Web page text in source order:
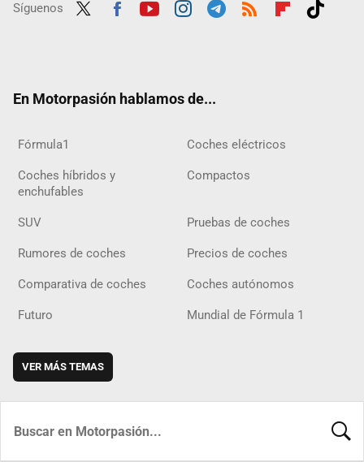
Síguenos
En Motorpasión hablamos de...
Fórmula1 Coches eléctricos
Coches híbridos y
enchufables
Compactos
SUV Pruebas de coches
Rumores de coches Precios de coches
Comparativa de coches Coches autónomos
Futuro Mundial de Fórmula 1
VER MÁS TEMAS